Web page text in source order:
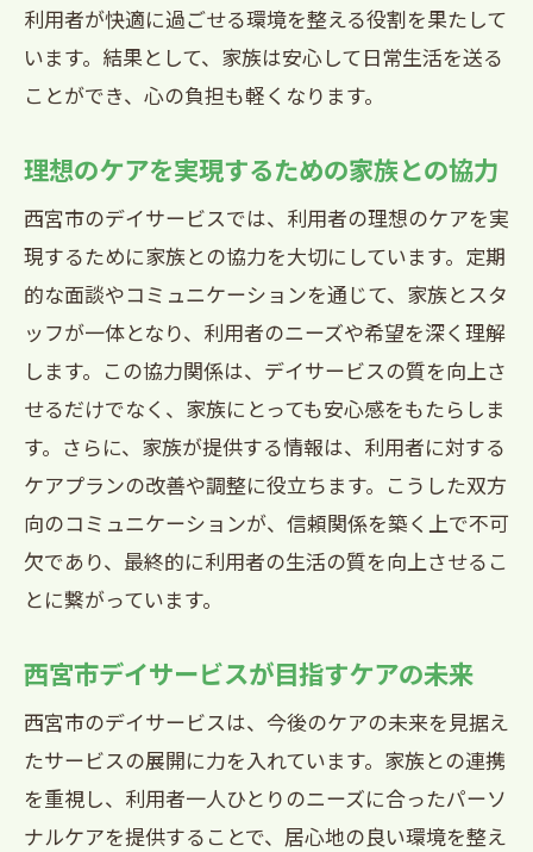
利用者が快適に過ごせる環境を整える役割を果たして
います。結果として、家族は安心して日常生活を送る
ことができ、心の負担も軽くなります。
理想のケアを実現するための家族との協力
西宮市のデイサービスでは、利用者の理想のケアを実
現するために家族との協力を大切にしています。定期
的な面談やコミュニケーションを通じて、家族とスタ
ッフが一体となり、利用者のニーズや希望を深く理解
します。この協力関係は、デイサービスの質を向上さ
せるだけでなく、家族にとっても安心感をもたらしま
す。さらに、家族が提供する情報は、利用者に対する
ケアプランの改善や調整に役立ちます。こうした双方
向のコミュニケーションが、信頼関係を築く上で不可
欠であり、最終的に利用者の生活の質を向上させるこ
とに繋がっています。
西宮市デイサービスが目指すケアの未来
西宮市のデイサービスは、今後のケアの未来を見据え
たサービスの展開に力を入れています。家族との連携
を重視し、利用者一人ひとりのニーズに合ったパーソ
ナルケアを提供することで、居心地の良い環境を整え